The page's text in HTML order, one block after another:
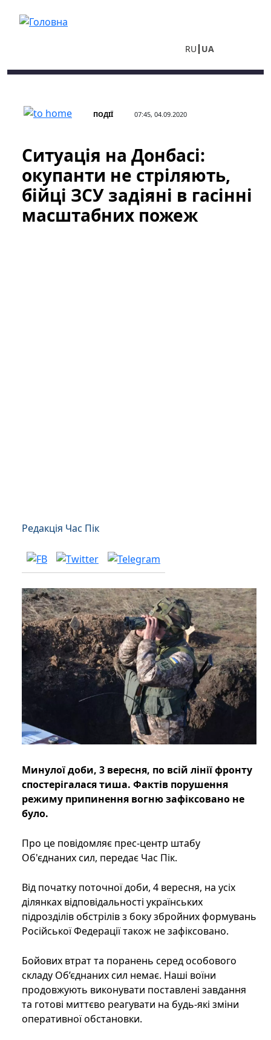
RU UA
ПОДІЇ 07:45, 04.09.2020
Ситуація на Донбасі:
окупанти не стріляють,
бійці ЗСУ задіяні в гасінні
масштабних пожеж
Редакція Час Пік
Минулої доби, 3 вересня, по всій лінії фронту
спостерігалася тиша. Фактів порушення
режиму припинення вогню зафіксовано не
було.
Про це повідомляє прес-центр штабу
Об'єднаних сил, передає Час Пік.
Від початку поточної доби, 4 вересня, на усіх
ділянках відповідальності українських
підрозділів обстрілів з боку збройних формувань
Російської Федерації також не зафіксовано.
Бойових втрат та поранень серед особового
складу Об’єднаних сил немає. Наші воїни
продовжують виконувати поставлені завдання
та готові миттєво реагувати на будь-які зміни
оперативної обстановки.